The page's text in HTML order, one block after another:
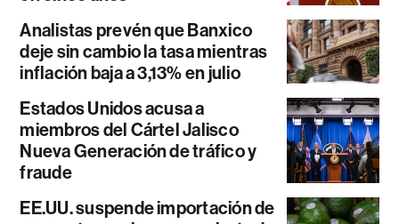
Analistas prevén que Banxico
deje sin cambio la tasa mientras
inflación baja a 3,13% en julio
Estados Unidos acusa a
miembros del Cártel Jalisco
Nueva Generación de tráfico y
fraude
EE.UU. suspende importación de